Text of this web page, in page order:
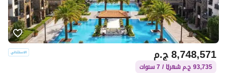
ج.م8,748,571
93,735 ج.م شهريًا / 7 سنوات